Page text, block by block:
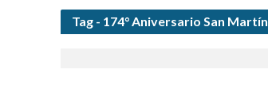
Tag - 174° Aniversario San Martín